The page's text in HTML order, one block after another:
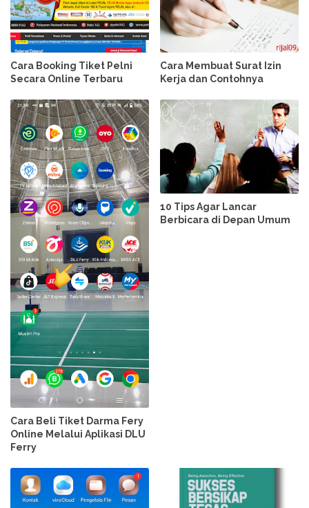
Cara Booking Tiket Pelni
Secara Online Terbaru
Cara Membuat Surat Izin
Kerja dan Contohnya
Cara Beli Tiket Darma Fery
Online Melalui Aplikasi DLU
Ferry
10 Tips Agar Lancar
Berbicara di Depan Umum